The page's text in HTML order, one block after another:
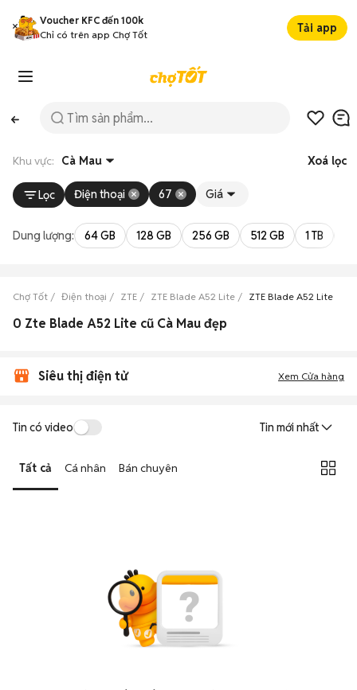
Voucher KFC đến 100k
Chỉ có trên app Chợ Tốt
Tải app
Khu vực: Cà Mau Xoá lọc
Lọc Điện thoại 67 Giá
Dung lượng: 64 GB 128 GB 256 GB 512 GB 1 TB
Chợ Tốt Điện thoại ZTE ZTE Blade A52 Lite ZTE Blade A52 Lite Cà
0 Zte Blade A52 Lite cũ Cà Mau đẹp
Siêu thị điện tử Xem Cửa hàng
Tin có video Tin mới nhất
Tất cả Cá nhân Bán chuyên